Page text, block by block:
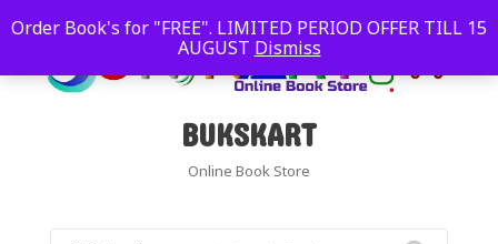
Order Book's for "FREE". LIMITED PERIOD OFFER TILL 15
AUGUST Dismiss
BUKSKART
Online Book Store